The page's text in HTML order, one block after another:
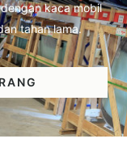
kaca mobil
tahan lama.